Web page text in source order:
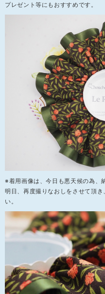
プレゼント等にもおすすめです。
※着用画像は、今日も悪天候の為、
明日、再度撮りなおしをさせて頂
い。